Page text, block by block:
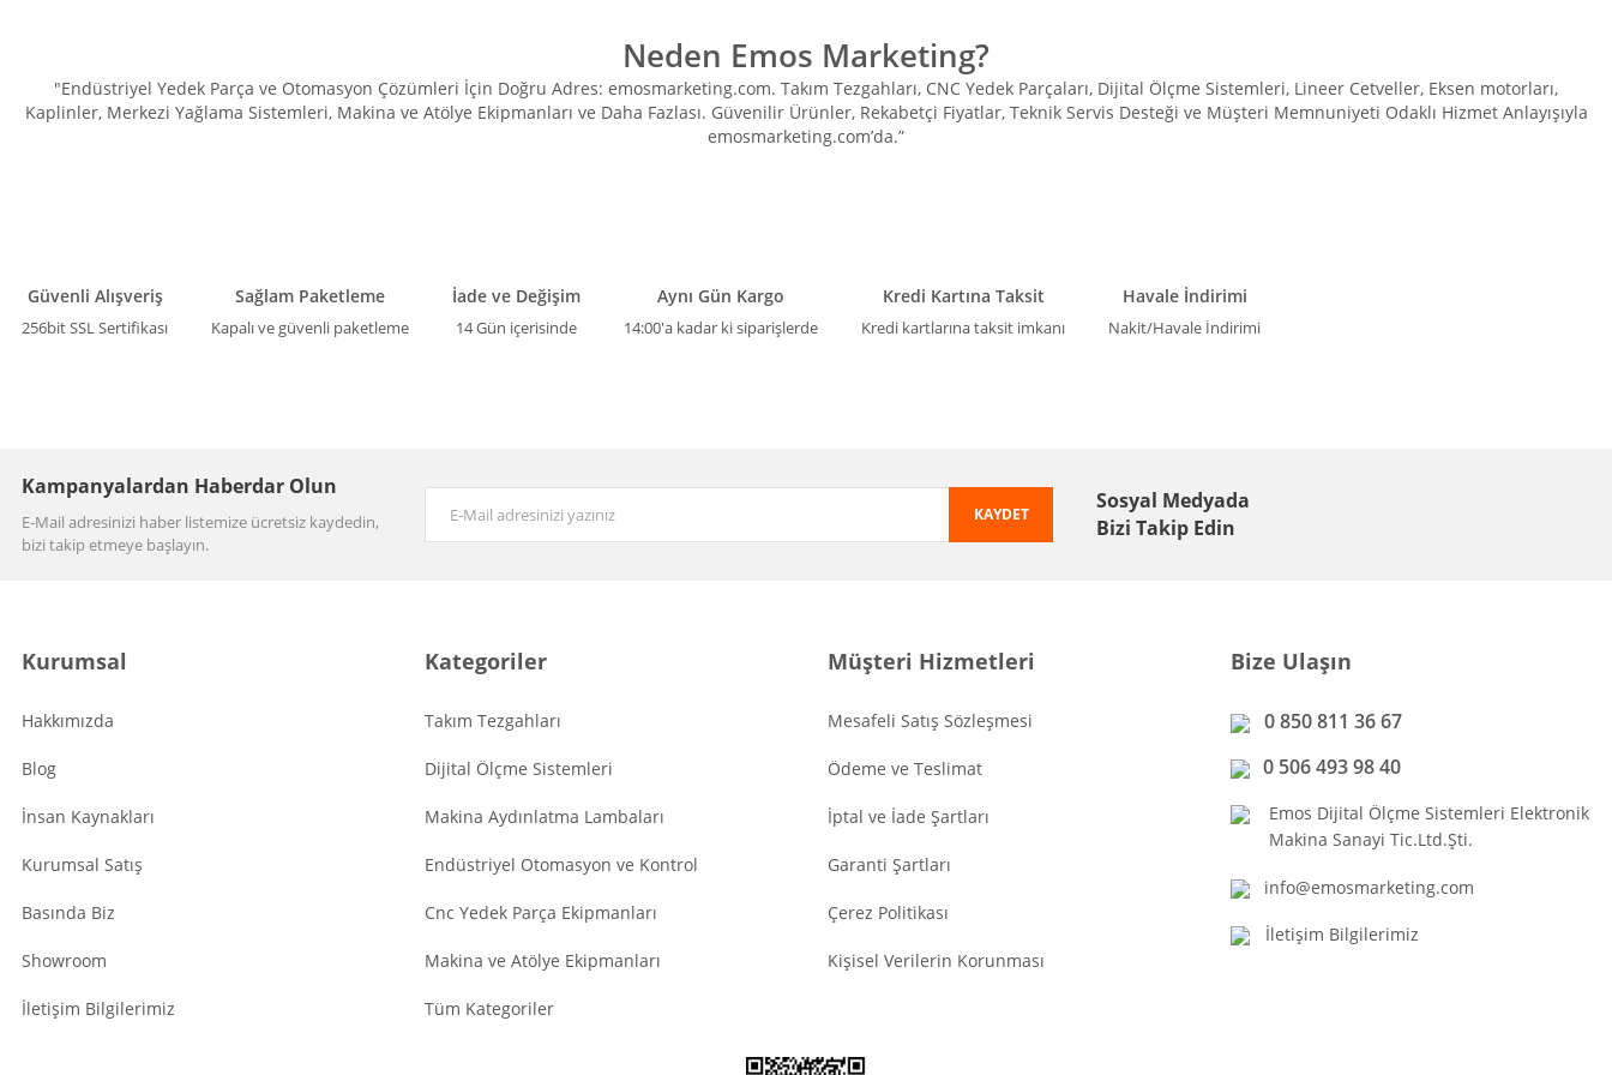
Neden Emos Marketing?
"Endüstriyel Yedek Parça ve Otomasyon Çözümleri İçin Doğru Adres: emosmarketing.com. Takım Tezgahları, CNC Yedek Parçaları, Dijital Ölçme Sistemleri, Lineer Cetveller, Eksen motorları,
Kaplinler, Merkezi Yağlama Sistemleri, Makina ve Atölye Ekipmanları ve Daha Fazlası. Güvenilir Ürünler, Rekabetçi Fiyatlar, Teknik Servis Desteği ve Müşteri Memnuniyeti Odaklı Hizmet Anlayışıyla
emosmarketing.com’da.”
Güvenli Alışveriş
256bit SSL Sertifikası
Sağlam Paketleme
Kapalı ve güvenli paketleme
İade ve Değişim
14 Gün içerisinde
Aynı Gün Kargo
14:00'a kadar ki siparişlerde
Kredi Kartına Taksit
Kredi kartlarına taksit imkanı
Havale İndirimi
Nakit/Havale İndirimi
Kampanyalardan Haberdar Olun
E-Mail adresinizi haber listemize ücretsiz kaydedin,
bizi takip etmeye başlayın.
KAYDET
Sosyal Medyada
Bizi Takip Edin
Kurumsal
Hakkımızda
Blog
İnsan Kaynakları
Kurumsal Satış
Basında Biz
Showroom
İletişim Bilgilerimiz
Kategoriler
Takım Tezgahları
Dijital Ölçme Sistemleri
Makina Aydınlatma Lambaları
Endüstriyel Otomasyon ve Kontrol
Cnc Yedek Parça Ekipmanları
Makina ve Atölye Ekipmanları
Tüm Kategoriler
Müşteri Hizmetleri
Mesafeli Satış Sözleşmesi
Ödeme ve Teslimat
İptal ve İade Şartları
Garanti Şartları
Çerez Politikası
Kişisel Verilerin Korunması
Bize Ulaşın
0 850 811 36 67
0 506 493 98 40
Emos Dijital Ölçme Sistemleri Elektronik
Makina Sanayi Tic.Ltd.Şti.
info@emosmarketing.com
İletişim Bilgilerimiz